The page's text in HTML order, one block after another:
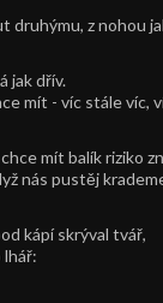
druhýmu, z nohou
jak dřív.
mít - víc stále víc,
mít balík riziko
nás pustěj
kápí skrýval tvář,
lhář: